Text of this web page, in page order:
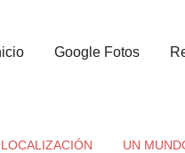
Google Fotos
UN